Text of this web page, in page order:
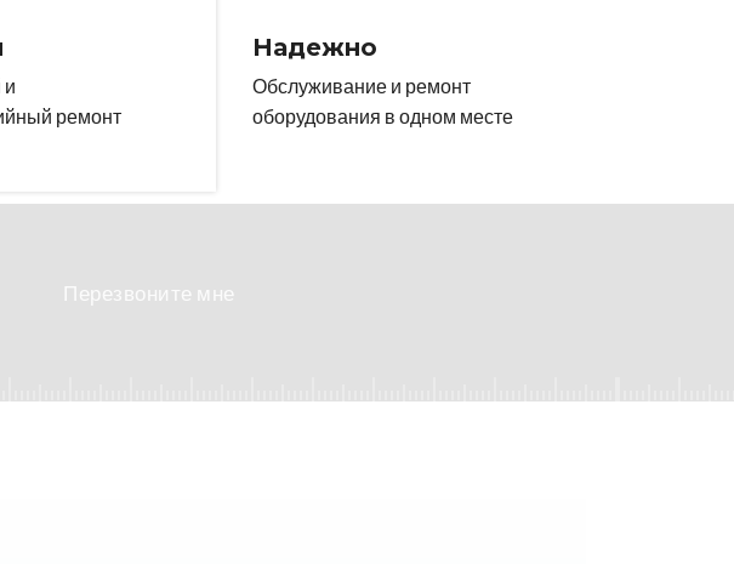
и
ремонт
Надежно
Обслуживание и ремонт
оборудования в одном месте
Перезвоните мне